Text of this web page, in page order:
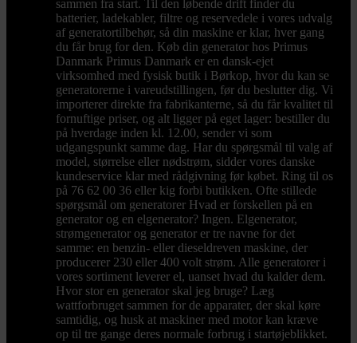
sammen fra start. Til den løbende drift finder du
batterier, ladekabler, filtre og reservedele i vores udvalg
af generatortilbehør, så din maskine er klar, hver gang
du får brug for den. Køb din generator hos Primus
Danmark Primus Danmark er en dansk-ejet
virksomhed med fysisk butik i Børkop, hvor du kan se
generatorerne i vareudstillingen, før du beslutter dig. Vi
importerer direkte fra fabrikanterne, så du får kvalitet til
fornuftige priser, og alt ligger på eget lager: bestiller du
på hverdage inden kl. 12.00, sender vi som
udgangspunkt samme dag. Har du spørgsmål til valg af
model, størrelse eller nødstrøm, sidder vores danske
kundeservice klar med rådgivning før købet. Ring til os
på 76 62 00 36 eller kig forbi butikken. Ofte stillede
spørgsmål om generatorer Hvad er forskellen på en
generator og en elgenerator? Ingen. Elgenerator,
strømgenerator og generator er tre navne for det
samme: en benzin- eller dieseldreven maskine, der
producerer 230 eller 400 volt strøm. Alle generatorer i
vores sortiment leverer el, uanset hvad du kalder dem.
Hvor stor en generator skal jeg bruge? Læg
wattforbruget sammen for de apparater, der skal køre
samtidig, og husk at maskiner med motor kan kræve
op til tre gange deres normale forbrug i startøjeblikket.